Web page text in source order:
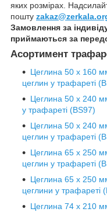
яких розмірах.
пошту
Замовлення за
приймаються за
Асортимент
Цеглина 50 х 160
цеглин у трафареті
Цеглина 50 х 240
у трафареті (BS97)
Цеглина 50 х 240
цеглин у трафареті
Цеглина 65 х 250
цеглин у трафареті
Цеглина 65 х 250
цеглини у трафареті
Цеглина 74 х 210